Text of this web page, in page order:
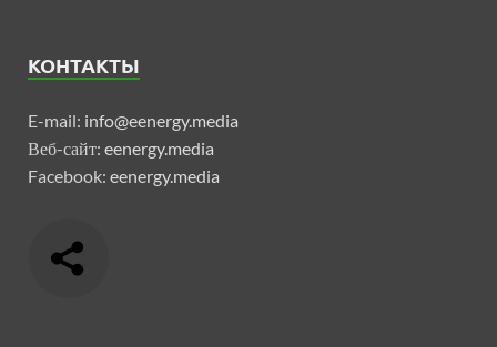
КОНТАКТЫ
E-mail: info@eenergy.media
Веб-сайт: eenergy.media
Facebook: eenergy.media